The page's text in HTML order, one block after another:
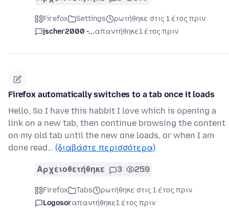
Firefox Settings
ρωτήθηκε στις 1 έτος πριν
jscher2000 -...απαντήθηκε1 έτος πριν
Firefox automatically switches to a tab once it loads
Hello, So I have this habbit I love which is opening a
link on a new tab, then continue browsing the content
on my old tab until the new one loads, or when I am
done read… (διαβάστε περισσότερα)
Αρχειοθετήθηκε 3 259
Firefox Tabs
ρωτήθηκε στις 1 έτος πριν
Logosorαπαντήθηκε1 έτος πριν